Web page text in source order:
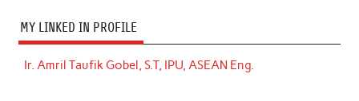
MY LINKED IN PROFILE
Ir. Amril Taufik Gobel, S.T, IPU, ASEAN Eng.